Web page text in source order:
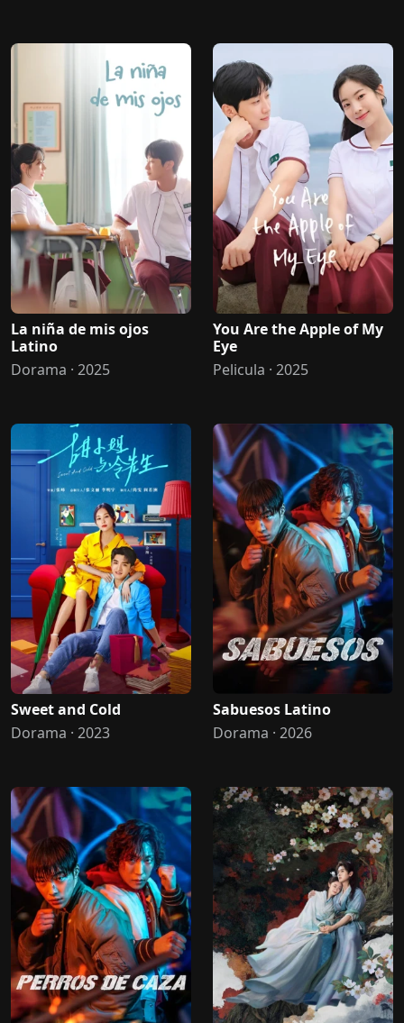
La niña de mis ojos
Latino
Dorama · 2025
You Are the Apple of My
Eye
Pelicula · 2025
Sweet and Cold
Dorama · 2023
Sabuesos Latino
Dorama · 2026